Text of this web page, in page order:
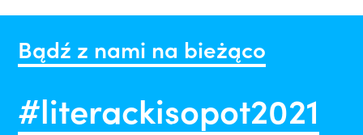
Bądź z nami na bieżąco
#literackisopot2021